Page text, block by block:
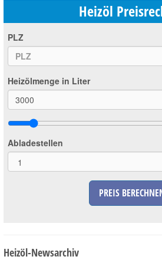
Heizöl
PLZ
Heizölmenge in Liter
Abladestellen
PREIS
Heizöl-Newsarchiv